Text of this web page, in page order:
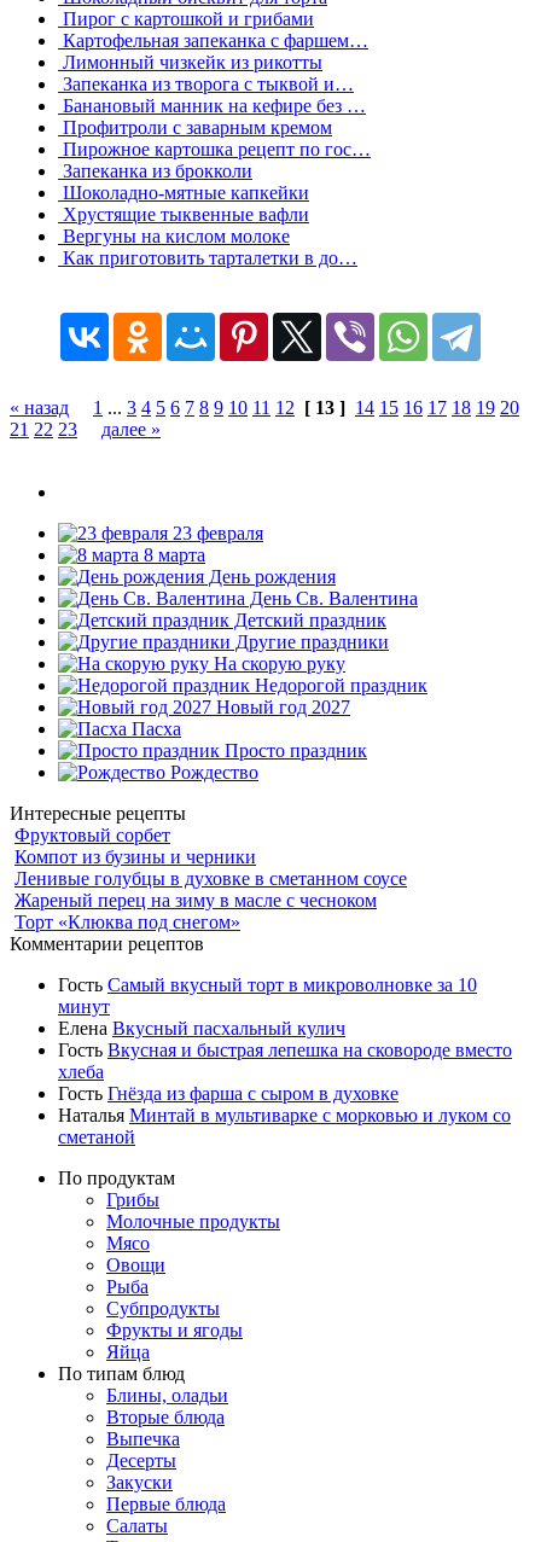
Пирог с картошкой и грибами
Картофельная запеканка с фаршем…
Лимонный чизкейк из рикотты
Запеканка из творога с тыквой и…
Банановый манник на кефире без …
Профитроли с заварным кремом
Пирожное картошка рецепт по гос…
Запеканка из брокколи
Шоколадно-мятные капкейки
Хрустящие тыквенные вафли
Вергуны на кислом молоке
Как приготовить тарталетки в до…
« назад 1 ... 3 4 5 6 7 8 9 10 11 12 [ 13 ] 14 15 16 17 18 19 20
21 22 23 далее »
23 февраля
8 марта
День рождения
День Св. Валентина
Детский праздник
Другие праздники
На скорую руку
Недорогой праздник
Новый год 2027
Пасха
Просто праздник
Рождество
Интересные рецепты
Фруктовый сорбет
Компот из бузины и черники
Ленивые голубцы в духовке в сметанном соусе
Жареный перец на зиму в масле с чесноком
Торт «Клюква под снегом»
Комментарии рецептов
Гость Самый вкусный торт в микроволновке за 10
минут
Елена Вкусный пасхальный кулич
Гость Вкусная и быстрая лепешка на сковороде вместо
хлеба
Гость Гнёзда из фарша с сыром в духовке
Наталья Минтай в мультиварке с морковью и луком со
сметаной
По продуктам
Грибы
Молочные продукты
Мясо
Овощи
Рыба
Субпродукты
Фрукты и ягоды
Яйца
По типам блюд
Блины, оладьи
Вторые блюда
Выпечка
Десерты
Закуски
Первые блюда
Салаты